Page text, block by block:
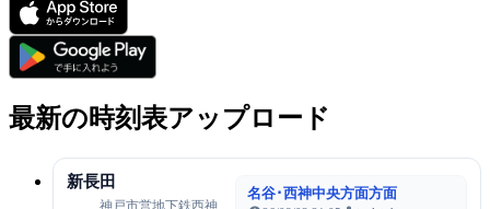
最新の時刻表アップロード
新長田
神戸市営地下鉄西神
名谷･西神中央方面方面